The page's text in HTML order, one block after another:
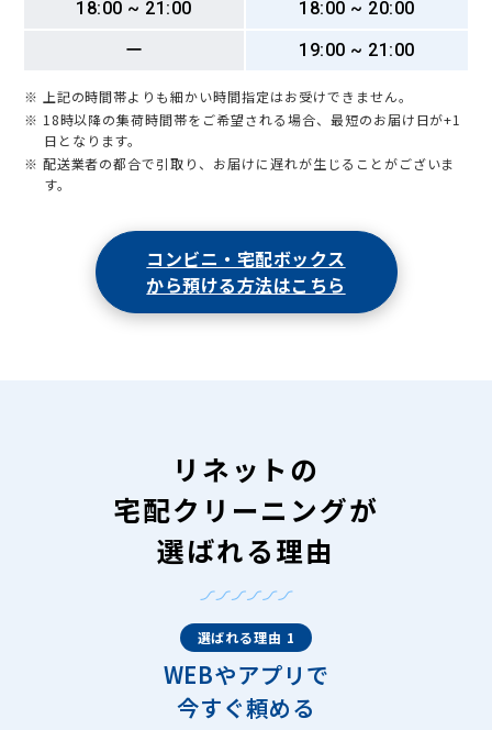
18:00 ~ 21:00
18:00 ~ 20:00
ー
19:00 ~ 21:00
※ 上記の時間帯よりも細かい時間指定はお受けできません。
※ 18時以降の集荷時間帯をご希望される場合、最短のお届け日が+1
日となります。
※ 配送業者の都合で引取り、お届けに遅れが生じることがございま
す。
コンビニ・宅配ボックス
から預ける方法はこちら
リネットの
宅配クリーニングが
選ばれる理由
選ばれる理由 1
WEBやアプリで
今すぐ頼める